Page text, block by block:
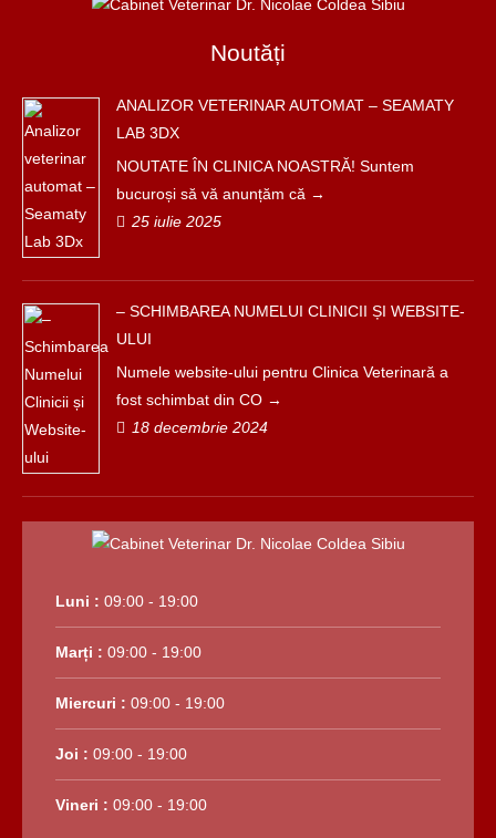
Noutăți
ANALIZOR VETERINAR AUTOMAT – SEAMATY
LAB 3DX
NOUTATE ÎN CLINICA NOASTRĂ! Suntem
bucuroși să vă anunțăm că
25 iulie 2025
– SCHIMBAREA NUMELUI CLINICII ȘI WEBSITE-
ULUI
Numele website-ului pentru Clinica Veterinară a
fost schimbat din CO
18 decembrie 2024
Luni : 09:00 - 19:00
Marți : 09:00 - 19:00
Miercuri : 09:00 - 19:00
Joi : 09:00 - 19:00
Vineri : 09:00 - 19:00